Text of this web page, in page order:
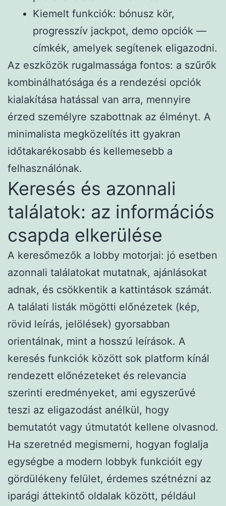
Kiemelt funkciók: bónusz kör,
progresszív jackpot, demo opciók —
címkék, amelyek segítenek eligazodni.
Az eszközök rugalmassága fontos: a szűrők
kombinálhatósága és a rendezési opciók
kialakítása hatással van arra, mennyire
érzed személyre szabottnak az élményt. A
minimalista megközelítés itt gyakran
időtakarékosabb és kellemesebb a
felhasználónak.
Keresés és azonnali
találatok: az információs
csapda elkerülése
A keresőmezők a lobby motorjai: jó esetben
azonnali találatokat mutatnak, ajánlásokat
adnak, és csökkentik a kattintások számát.
A találati listák mögötti előnézetek (kép,
rövid leírás, jelölések) gyorsabban
orientálnak, mint a hosszú leírások. A
keresés funkciók között sok platform kínál
rendezett előnézeteket és relevancia
szerinti eredményeket, ami egyszerűvé
teszi az eligazodást anélkül, hogy
bemutatót vagy útmutatót kellene olvasnod.
Ha szeretnéd megismerni, hogyan foglalja
egységbe a modern lobbyk funkcióit egy
gördülékeny felület, érdemes szétnézni az
iparági áttekintő oldalak között, például